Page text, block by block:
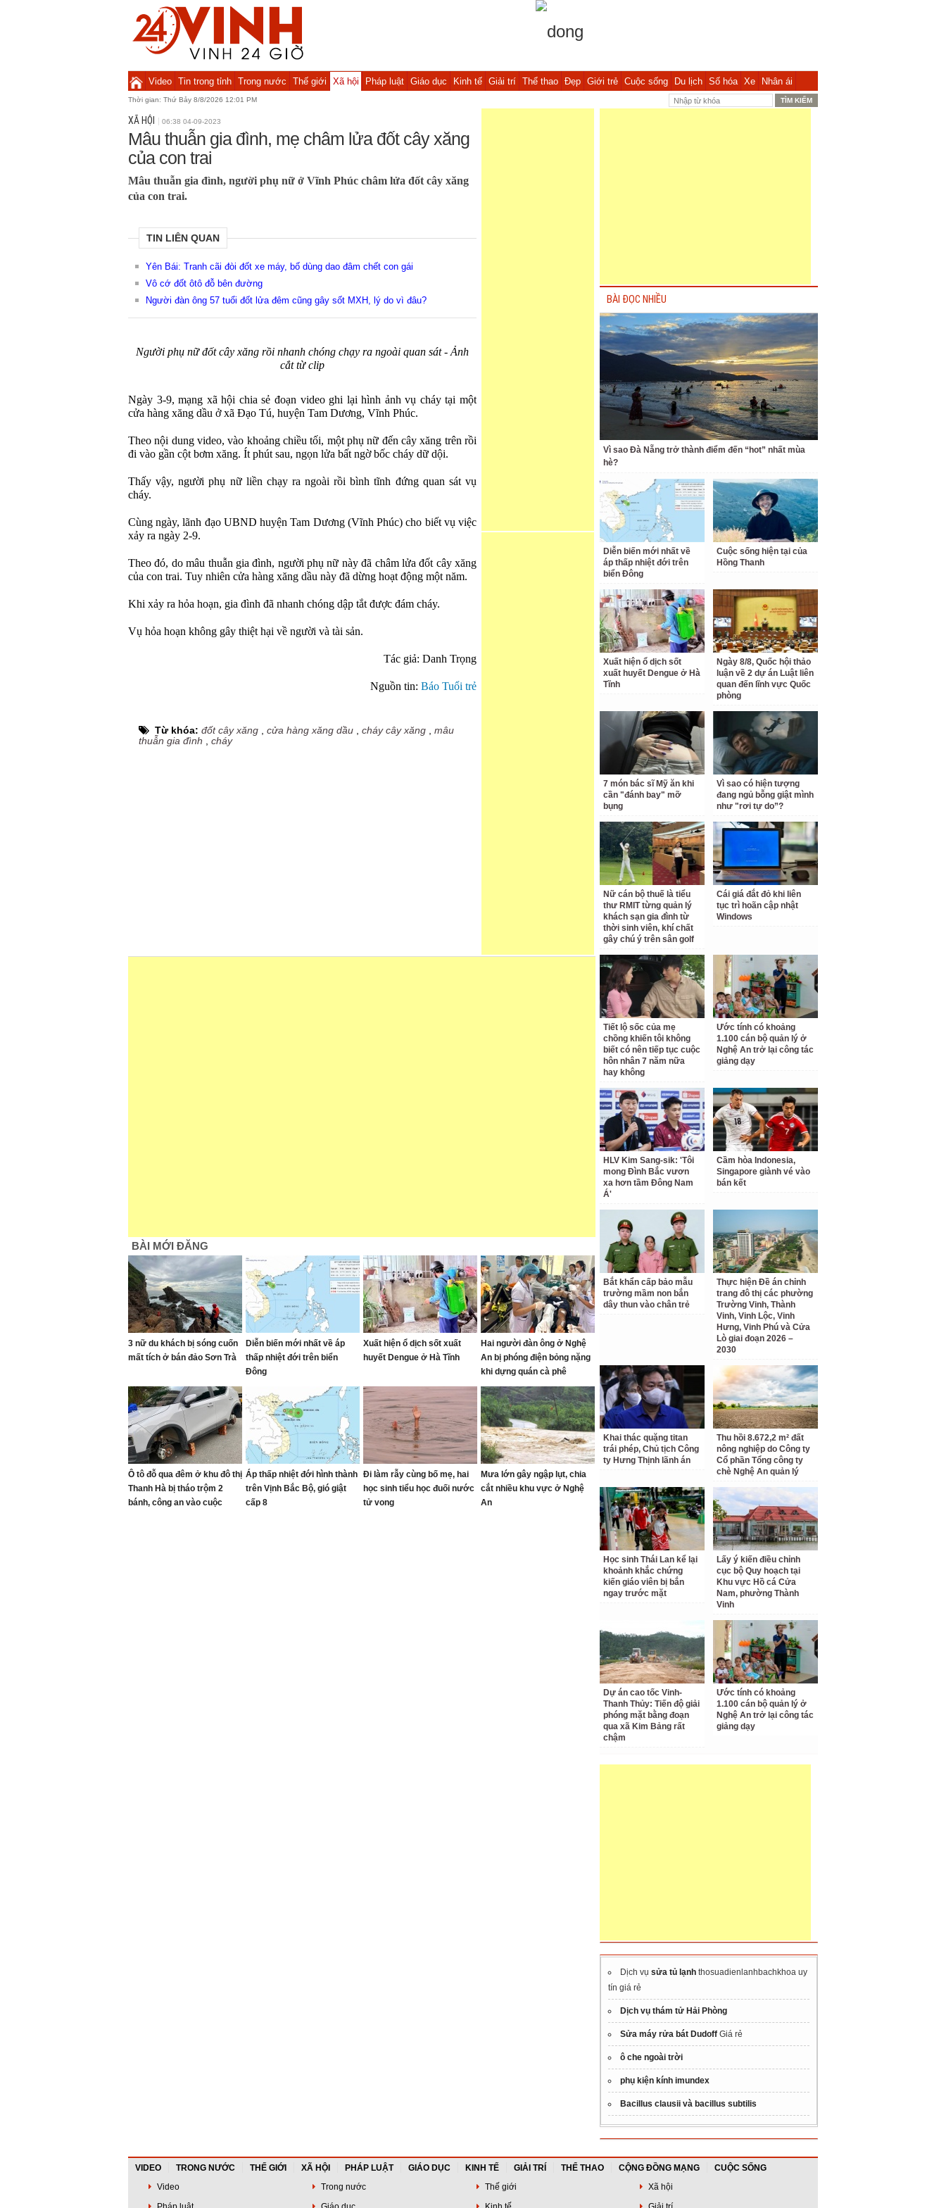
Video Tin trong tỉnh Trong nước Thế giới Xã hội Pháp luật Giáo dục Kinh tế Giải trí Thể thao Đẹp Giới trẻ Cuộc sống Du lịch Số hóa Xe Nhân ái
Thời gian: Thứ Bảy 8/8/2026 12:01 PM
XÃ HỘI 06:38 04-09-2023
Mâu thuẫn gia đình, mẹ châm lửa đốt cây xăng
của con trai
Mâu thuẫn gia đình, người phụ nữ ở Vĩnh Phúc châm lửa đốt cây xăng
của con trai.
TIN LIÊN QUAN
Yên Bái: Tranh cãi đòi đốt xe máy, bố dùng dao đâm chết con gái
Vô cớ đốt ôtô đỗ bên đường
Người đàn ông 57 tuổi đốt lửa đêm cũng gây sốt MXH, lý do vì đâu?
Người phụ nữ đốt cây xăng rồi nhanh chóng chạy ra ngoài quan sát - Ảnh
cắt từ clip
Ngày 3-9, mạng xã hội chia sẻ đoạn video ghi lại hình ảnh vụ cháy tại một
cửa hàng xăng dầu ở xã Đạo Tú, huyện Tam Dương, Vĩnh Phúc.
Theo nội dung video, vào khoảng chiều tối, một phụ nữ đến cây xăng trên rồi
đi vào gần cột bơm xăng. Ít phút sau, ngọn lửa bất ngờ bốc cháy dữ dội.
Thấy vậy, người phụ nữ liền chạy ra ngoài rồi bình tĩnh đứng quan sát vụ
cháy.
Cùng ngày, lãnh đạo UBND huyện Tam Dương (Vĩnh Phúc) cho biết vụ việc
xảy ra ngày 2-9.
Theo đó, do mâu thuẫn gia đình, người phụ nữ này đã châm lửa đốt cây xăng
của con trai. Tuy nhiên cửa hàng xăng dầu này đã dừng hoạt động một năm.
Khi xảy ra hỏa hoạn, gia đình đã nhanh chóng dập tắt được đám cháy.
Vụ hỏa hoạn không gây thiệt hại về người và tài sản.
Tác giả: Danh Trọng
Nguồn tin: Báo Tuổi trẻ
Từ khóa: đốt cây xăng cửa hàng xăng dầu cháy cây xăng
mâu
thuẫn gia đình
cháy
BÀI MỚI ĐĂNG
3 nữ du khách bị sóng cuốn
mất tích ở bán đảo Sơn Trà
Diễn biến mới nhất về áp
thấp nhiệt đới trên biển
Đông
Xuất hiện ổ dịch sốt xuất
huyết Dengue ở Hà Tĩnh
Hai người đàn ông ở Nghệ
An bị phóng điện bỏng nặng
khi dựng quán cà phê
Ô tô đỗ qua đêm ở khu đô thị
Thanh Hà bị tháo trộm 2
bánh, công an vào cuộc
Áp thấp nhiệt đới hình thành
trên Vịnh Bắc Bộ, gió giật
cấp 8
Đi làm rẫy cùng bố mẹ, hai
học sinh tiểu học đuối nước
tử vong
Mưa lớn gây ngập lụt, chia
cắt nhiều khu vực ở Nghệ
An
BÀI ĐỌC NHIỀU
Vì sao Đà Nẵng trở thành điểm đến “hot” nhất mùa
hè?
Diễn biến mới nhất về
áp thấp nhiệt đới trên
biển Đông
Cuộc sống hiện tại của
Hồng Thanh
Xuất hiện ổ dịch sốt
xuất huyết Dengue ở Hà
Tĩnh
Ngày 8/8, Quốc hội thảo
luận về 2 dự án Luật liên
quan đến lĩnh vực Quốc
phòng
7 món bác sĩ Mỹ ăn khi
cần "đánh bay" mỡ
bụng
Vì sao có hiện tượng
đang ngủ bỗng giật mình
như "rơi tự do”?
Nữ cán bộ thuế là tiểu
thư RMIT từng quản lý
khách sạn gia đình từ
thời sinh viên, khí chất
gây chú ý trên sân golf
Cái giá đắt đỏ khi liên
tục trì hoãn cập nhật
Windows
Tiết lộ sốc của mẹ
chồng khiến tôi không
biết có nên tiếp tục cuộc
hôn nhân 7 năm nữa
hay không
Ước tính có khoảng
1.100 cán bộ quản lý ở
Nghệ An trở lại công tác
giảng dạy
HLV Kim Sang-sik: 'Tôi
mong Đình Bắc vươn
xa hơn tầm Đông Nam
Á'
Cầm hòa Indonesia,
Singapore giành vé vào
bán kết
Bắt khẩn cấp bảo mẫu
trường mầm non bắn
dây thun vào chân trẻ
Thực hiện Đề án chỉnh
trang đô thị các phường
Trường Vinh, Thành
Vinh, Vinh Lộc, Vinh
Hưng, Vinh Phú và Cửa
Lò giai đoạn 2026 –
2030
Khai thác quặng titan
trái phép, Chủ tịch Công
ty Hưng Thịnh lãnh án
Thu hồi 8.672,2 m² đất
nông nghiệp do Công ty
Cổ phần Tổng công ty
chè Nghệ An quản lý
Học sinh Thái Lan kể lại
khoảnh khắc chứng
kiến giáo viên bị bắn
ngay trước mặt
Lấy ý kiến điều chỉnh
cục bộ Quy hoạch tại
Khu vực Hồ cá Cửa
Nam, phường Thành
Vinh
Dự án cao tốc Vinh-
Thanh Thủy: Tiến độ giải
phóng mặt bằng đoạn
qua xã Kim Bảng rất
chậm
Ước tính có khoảng
1.100 cán bộ quản lý ở
Nghệ An trở lại công tác
giảng dạy
Dịch vụ sửa tủ lạnh thosuadienlanhbachkhoa uy
tín giá rẻ
Dịch vụ thám tử Hải Phòng
Sửa máy rửa bát Dudoff Giá rẻ
ô che ngoài trời
phụ kiện kính imundex
Bacillus clausii và bacillus subtilis
VIDEO TRONG NƯỚC THẾ GIỚI XÃ HỘI PHÁP LUẬT GIÁO DỤC KINH TẾ GIẢI TRÍ THỂ THAO CỘNG ĐỒNG MẠNG
CUỘC SỐNG
Video
Trong nước Thế giới
Xã hội